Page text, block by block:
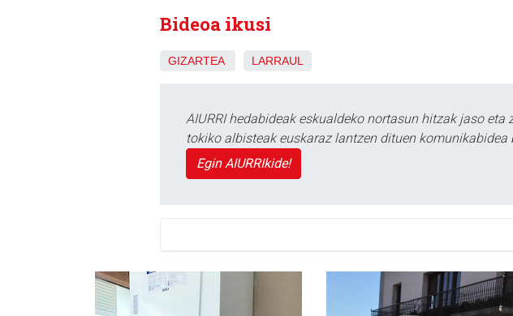
Bideoa ikusi
GIZARTEA LARRAUL
AIURRI hedabideak eskualdeko nortasun hitzak jaso
tokiko albisteak euskaraz lantzen dituen komunikabidea
Egin AIURRIkide!